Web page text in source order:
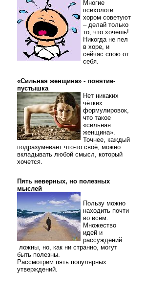
Многие
психологи
хором советуют
– делай только
то, что хочешь!
Никогда не пел
в хоре, и
сейчас спою от
себя.
«Сильная женщина» - понятие-
пустышка
Нет никаких
чётких
формулировок,
что такое
«сильная
женщина».
Точнее, каждый
подразумевает что-то своё, можно
вкладывать любой смысл, который
хочется.
Пять неверных, но полезных
мыслей
Пользу можно
находить почти
во всём.
Множество
идей и
рассуждений
ложны, но, как ни странно, могут
быть полезны.
Рассмотрим пять популярных
утверждений.